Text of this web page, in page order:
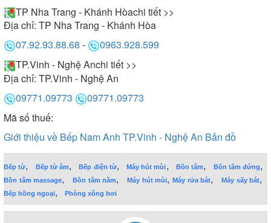
TP Nha Trang - Khánh Hòachi tiết >>
Địa chỉ: TP Nha Trang - Khánh Hòa
07.92.93.88.68 -
0963.928.599
TP.Vinh - Nghệ Anchi tiết >>
Địa chỉ: TP.Vinh - Nghệ An
09771.09773
09771.09773
Mã số thuế:
Giới thiệu về Bếp Nam Anh TP.Vinh - Nghệ An Bản đồ
Bếp từ, Bếp từ âm,Bếp điện từ,Máy hút mùi, Bồn tắm, Bồn tắm đứng,
Bồn tắm massage,Bồn tắm nằm,Máy hút mùi,Máy rửa bát,Máy sấy bát,
Bếp hồng ngoại, Phòng xông hơi